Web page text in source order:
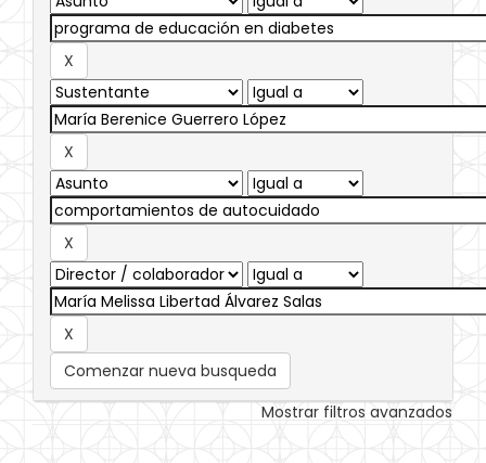
Comenzar nueva busqueda
Mostrar filtros avanzados